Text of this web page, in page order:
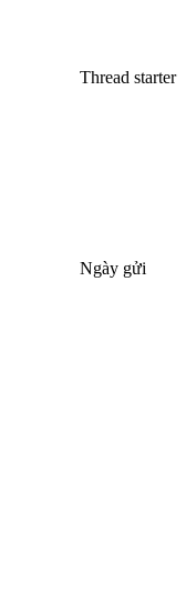
Thread starter
Ngày gửi